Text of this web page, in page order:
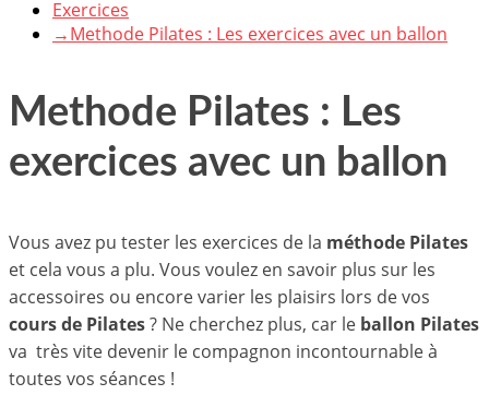
Exercices
→Methode Pilates : Les exercices avec un ballon
Methode Pilates : Les
exercices avec un ballon
Vous avez pu tester les exercices de la méthode Pilates
et cela vous a plu. Vous voulez en savoir plus sur les
accessoires ou encore varier les plaisirs lors de vos
cours de Pilates? Ne cherchez plus, car le ballon Pilates
va très vite devenir le compagnon incontournable à
toutes vos séances !